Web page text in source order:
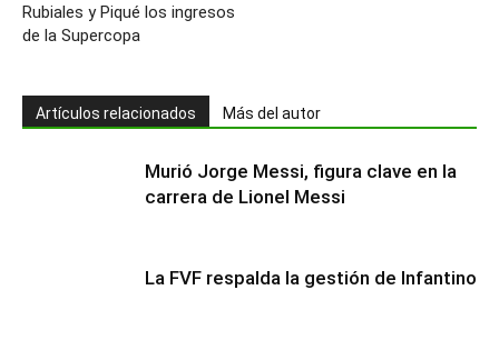
Rubiales y Piqué los ingresos
de la Supercopa
Artículos relacionados Más del autor
Murió Jorge Messi, figura clave en la
carrera de Lionel Messi
La FVF respalda la gestión de Infantino